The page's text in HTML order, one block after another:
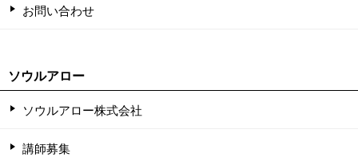
お問い合わせ
ソウルアロー
ソウルアロー株式会社
講師募集